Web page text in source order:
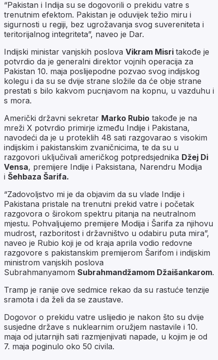
“Pakistan i Indija su se dogovorili o prekidu vatre s
trenutnim efektom. Pakistan je oduvijek težio miru i
sigurnosti u regiji, bez ugrožavanja svog suvereniteta i
teritorijalnog integriteta”, naveo je Dar.
Indijski ministar vanjskih poslova Vikram Misri takođe je
potvrdio da je generalni direktor vojnih operacija za
Pakistan 10. maja poslijepodne pozvao svog indijskog
kolegu i da su se dvije strane složile da će obje strane
prestati s bilo kakvom pucnjavom na kopnu, u vazduhu i
s mora.
Američki državni sekretar Marko Rubio takođe je na
mreži X potvrdio primirje između Indije i Pakistana,
navodeći da je u proteklih 48 sati razgovarao s visokim
indijskim i pakistanskim zvaničnicima, te da su u
razgovori uključivali američkog potpredsjednika Džej Di
Vensa, premijere Indije i Paksistana, Narendru Modija
i Šehbaza Šarifa.
“Zadovoljstvo mi je da objavim da su vlade Indije i
Pakistana pristale na trenutni prekid vatre i početak
razgovora o širokom spektru pitanja na neutralnom
mjestu. Pohvaljujemo premijere Modija i Šarifa za njihovu
mudrost, razboritost i državništvo u odabiru puta mira”,
naveo je Rubio koji je od kraja aprila vodio redovne
razgovore s pakistanskim premijerom Šarifom i indijskim
ministrom vanjskih poslova
Subrahmanyamom Subrahmandžamom Džaišankarom.
Tramp je ranije ove sedmice rekao da su rastuće tenzije
sramota i da želi da se zaustave.
Dogovor o prekidu vatre uslijedio je nakon što su dvije
susjedne države s nuklearnim oružjem nastavile i 10.
maja od jutarnjih sati razmjenjivati napade, u kojim je od
7. maja poginulo oko 50 civila.